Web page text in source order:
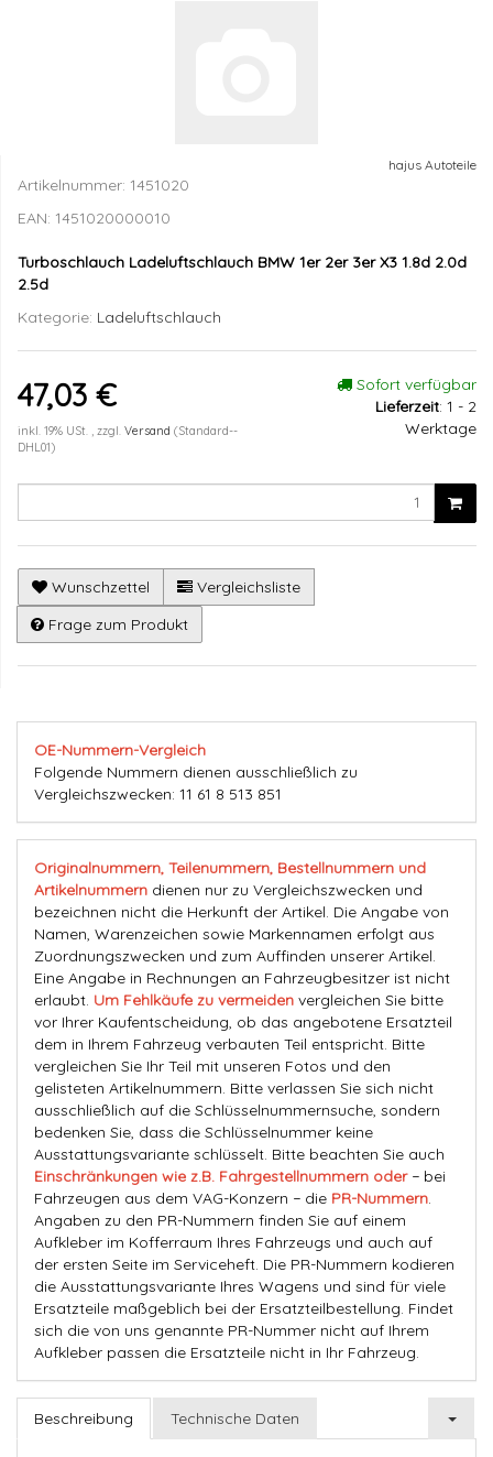
hajus Autoteile
Artikelnummer: 1451020
EAN: 1451020000010
Turboschlauch Ladeluftschlauch BMW 1er 2er 3er X3 1.8d 2.0d
2.5d
Kategorie: Ladeluftschlauch
47,03 €
inkl. 19% USt. , zzgl. Versand (Standard--
DHL01)
Sofort verfügbar
Lieferzeit: 1 - 2
Werktage
Wunschzettel
Vergleichsliste
Frage zum Produkt
OE-Nummern-Vergleich
Folgende Nummern dienen ausschließlich zu
Vergleichszwecken: 11 61 8 513 851
Originalnummern, Teilenummern, Bestellnummern und
Artikelnummern dienen nur zu Vergleichszwecken und
bezeichnen nicht die Herkunft der Artikel. Die Angabe von
Namen, Warenzeichen sowie Markennamen erfolgt aus
Zuordnungszwecken und zum Auffinden unserer Artikel.
Eine Angabe in Rechnungen an Fahrzeugbesitzer ist nicht
erlaubt. Um Fehlkäufe zu vermeiden vergleichen Sie bitte
vor Ihrer Kaufentscheidung, ob das angebotene Ersatzteil
dem in Ihrem Fahrzeug verbauten Teil entspricht. Bitte
vergleichen Sie Ihr Teil mit unseren Fotos und den
gelisteten Artikelnummern. Bitte verlassen Sie sich nicht
ausschließlich auf die Schlüsselnummernsuche, sondern
bedenken Sie, dass die Schlüsselnummer keine
Ausstattungsvariante schlüsselt. Bitte beachten Sie auch
Einschränkungen wie z.B. Fahrgestellnummern oder− bei
Fahrzeugen aus dem VAG-Konzern − die PR-Nummern
Angaben zu den PR-Nummern finden Sie auf einem
Aufkleber im Kofferraum Ihres Fahrzeugs und auch auf
der ersten Seite im Serviceheft. Die PR-Nummern kodieren
die Ausstattungsvariante Ihres Wagens und sind für viele
Ersatzteile maßgeblich bei der Ersatzteilbestellung. Findet
sich die von uns genannte PR-Nummer nicht auf Ihrem
Aufkleber passen die Ersatzteile nicht in Ihr Fahrzeug.
Beschreibung Technische Daten